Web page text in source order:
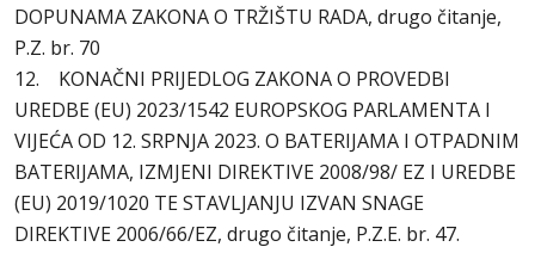
DOPUNAMA ZAKONA O TRŽIŠTU RADA, drugo čitanje,
P.Z. br. 70
12. KONAČNI PRIJEDLOG ZAKONA O PROVEDBI
UREDBE (EU) 2023/1542 EUROPSKOG PARLAMENTA I
VIJEĆA OD 12. SRPNJA 2023. O BATERIJAMA I OTPADNIM
BATERIJAMA, IZMJENI DIREKTIVE 2008/98/ EZ I UREDBE
(EU) 2019/1020 TE STAVLJANJU IZVAN SNAGE
DIREKTIVE 2006/66/EZ, drugo čitanje, P.Z.E. br. 47.